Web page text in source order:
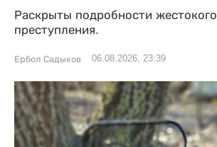
Раскрыты подробности жестокого
преступления.
Ербол Садыков 06.08.2026, 23:39